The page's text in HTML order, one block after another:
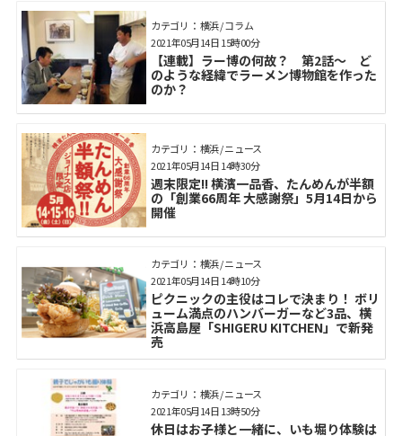
カテゴリ： 横浜 / コラム
【連載】ラー博の何故？ 第2話～ ど
のような経緯でラーメン博物館を作った
のか？
2021年05月14日 15時00分
カテゴリ： 横浜 / ニュース
週末限定!! 横濱一品香、たんめんが半額
の「創業66周年 大感謝祭」5月14日から
開催
2021年05月14日 14時30分
カテゴリ： 横浜 / ニュース
ピクニックの主役はコレで決まり！ ボリ
ューム満点のハンバーガーなど3品、横
浜高島屋「SHIGERU KITCHEN」で新発
売
2021年05月14日 14時10分
カテゴリ： 横浜 / ニュース
休日はお子様と一緒に、いも堀り体験は
2021年05月14日 13時50分